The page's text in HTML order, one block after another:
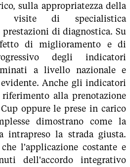
sulla appropriatezza della
visite di specialistica
di diagnostica. Su
di miglioramento e di
degli indicatori
a livello nazionale e
Anche gli indicatori
alla prenotazione
oppure le prese in carico
dimostrano come la
intrapreso la strada giusta.
l'applicazione costante e
dell'accordo integrativo